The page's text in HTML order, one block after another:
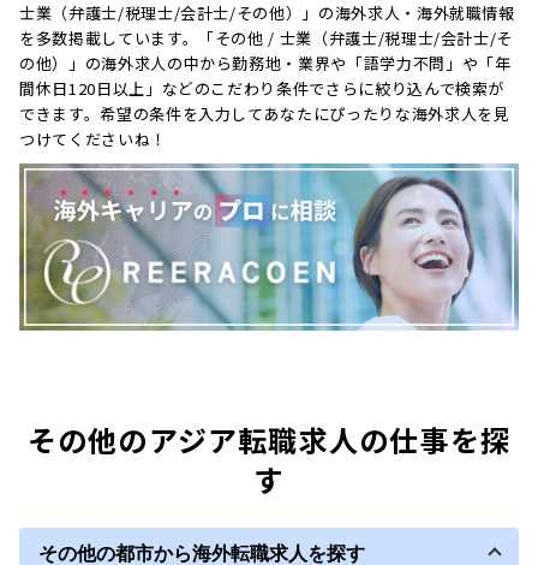
士業（弁護士/税理士/会計士/その他）」の海外求人・海外就職情報
を多数掲載しています。「その他 / 士業（弁護士/税理士/会計士/そ
の他）」の海外求人の中から勤務地・業界や「語学力不問」や「年
間休日120日以上」などのこだわり条件でさらに絞り込んで検索が
できます。希望の条件を入力してあなたにぴったりな海外求人を見
つけてくださいね！
その他のアジア転職求人の仕事を探
す
その他の都市から海外転職求人を探す